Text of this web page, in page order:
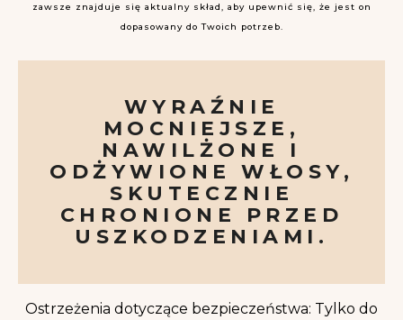
zawsze znajduje się aktualny skład, aby upewnić się, że jest on
dopasowany do Twoich potrzeb.
WYRAŹNIE
MOCNIEJSZE,
NAWILŻONE I
ODŻYWIONE WŁOSY,
SKUTECZNIE
CHRONIONE PRZED
USZKODZENIAMI.
Ostrzeżenia dotyczące bezpieczeństwa: Tylko do